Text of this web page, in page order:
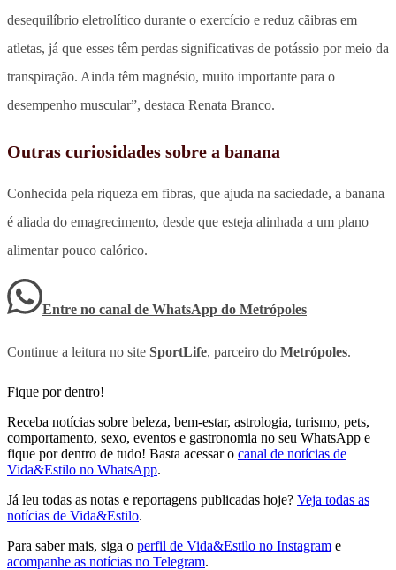
desequilíbrio eletrolítico durante o exercício e reduz cãibras em
atletas, já que esses têm perdas significativas de potássio por meio da
transpiração. Ainda têm magnésio, muito importante para o
desempenho muscular”, destaca Renata Branco.
Outras curiosidades sobre a banana
Conhecida pela riqueza em fibras, que ajuda na saciedade, a banana
é aliada do emagrecimento, desde que esteja alinhada a um plano
alimentar pouco calórico.
Entre no canal de WhatsApp do Metrópoles
Continue a leitura no site SportLife, parceiro do Metrópoles.
Fique por dentro!
Receba notícias sobre beleza, bem-estar, astrologia, turismo, pets,
comportamento, sexo, eventos e gastronomia no seu WhatsApp e
fique por dentro de tudo! Basta acessar o canal de notícias de
Vida&Estilo no WhatsApp.
Já leu todas as notas e reportagens publicadas hoje? Veja todas as
notícias de Vida&Estilo.
Para saber mais, siga o perfil de Vida&Estilo no Instagram e
acompanhe as notícias no Telegram.